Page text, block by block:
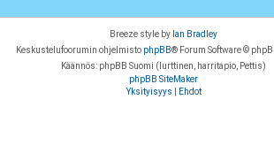
Breeze style by Ian Bradley
Keskustelufoorumin ohjelmisto phpBB® Forum Software ©
Käännös: phpBB Suomi (lurttinen, harritapio, Pettis)
phpBB SiteMaker
Yksityisyys
Ehdot